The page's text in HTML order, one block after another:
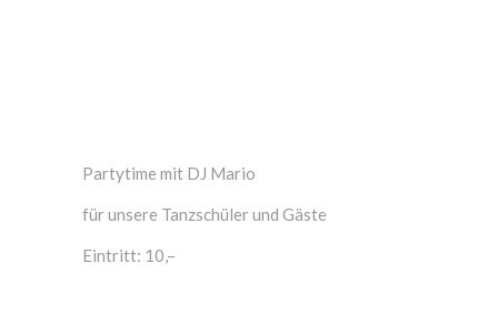
Partytime mit DJ Mario
für unsere Tanzschüler und Gäste
Eintritt: 10,–